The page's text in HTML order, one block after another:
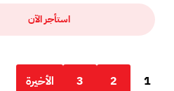
استأجر الآن
1
2
3 الأخيرة